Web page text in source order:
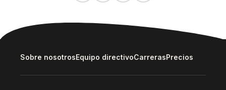
Sobre nosotrosEquipo directivoCarrerasPrecios